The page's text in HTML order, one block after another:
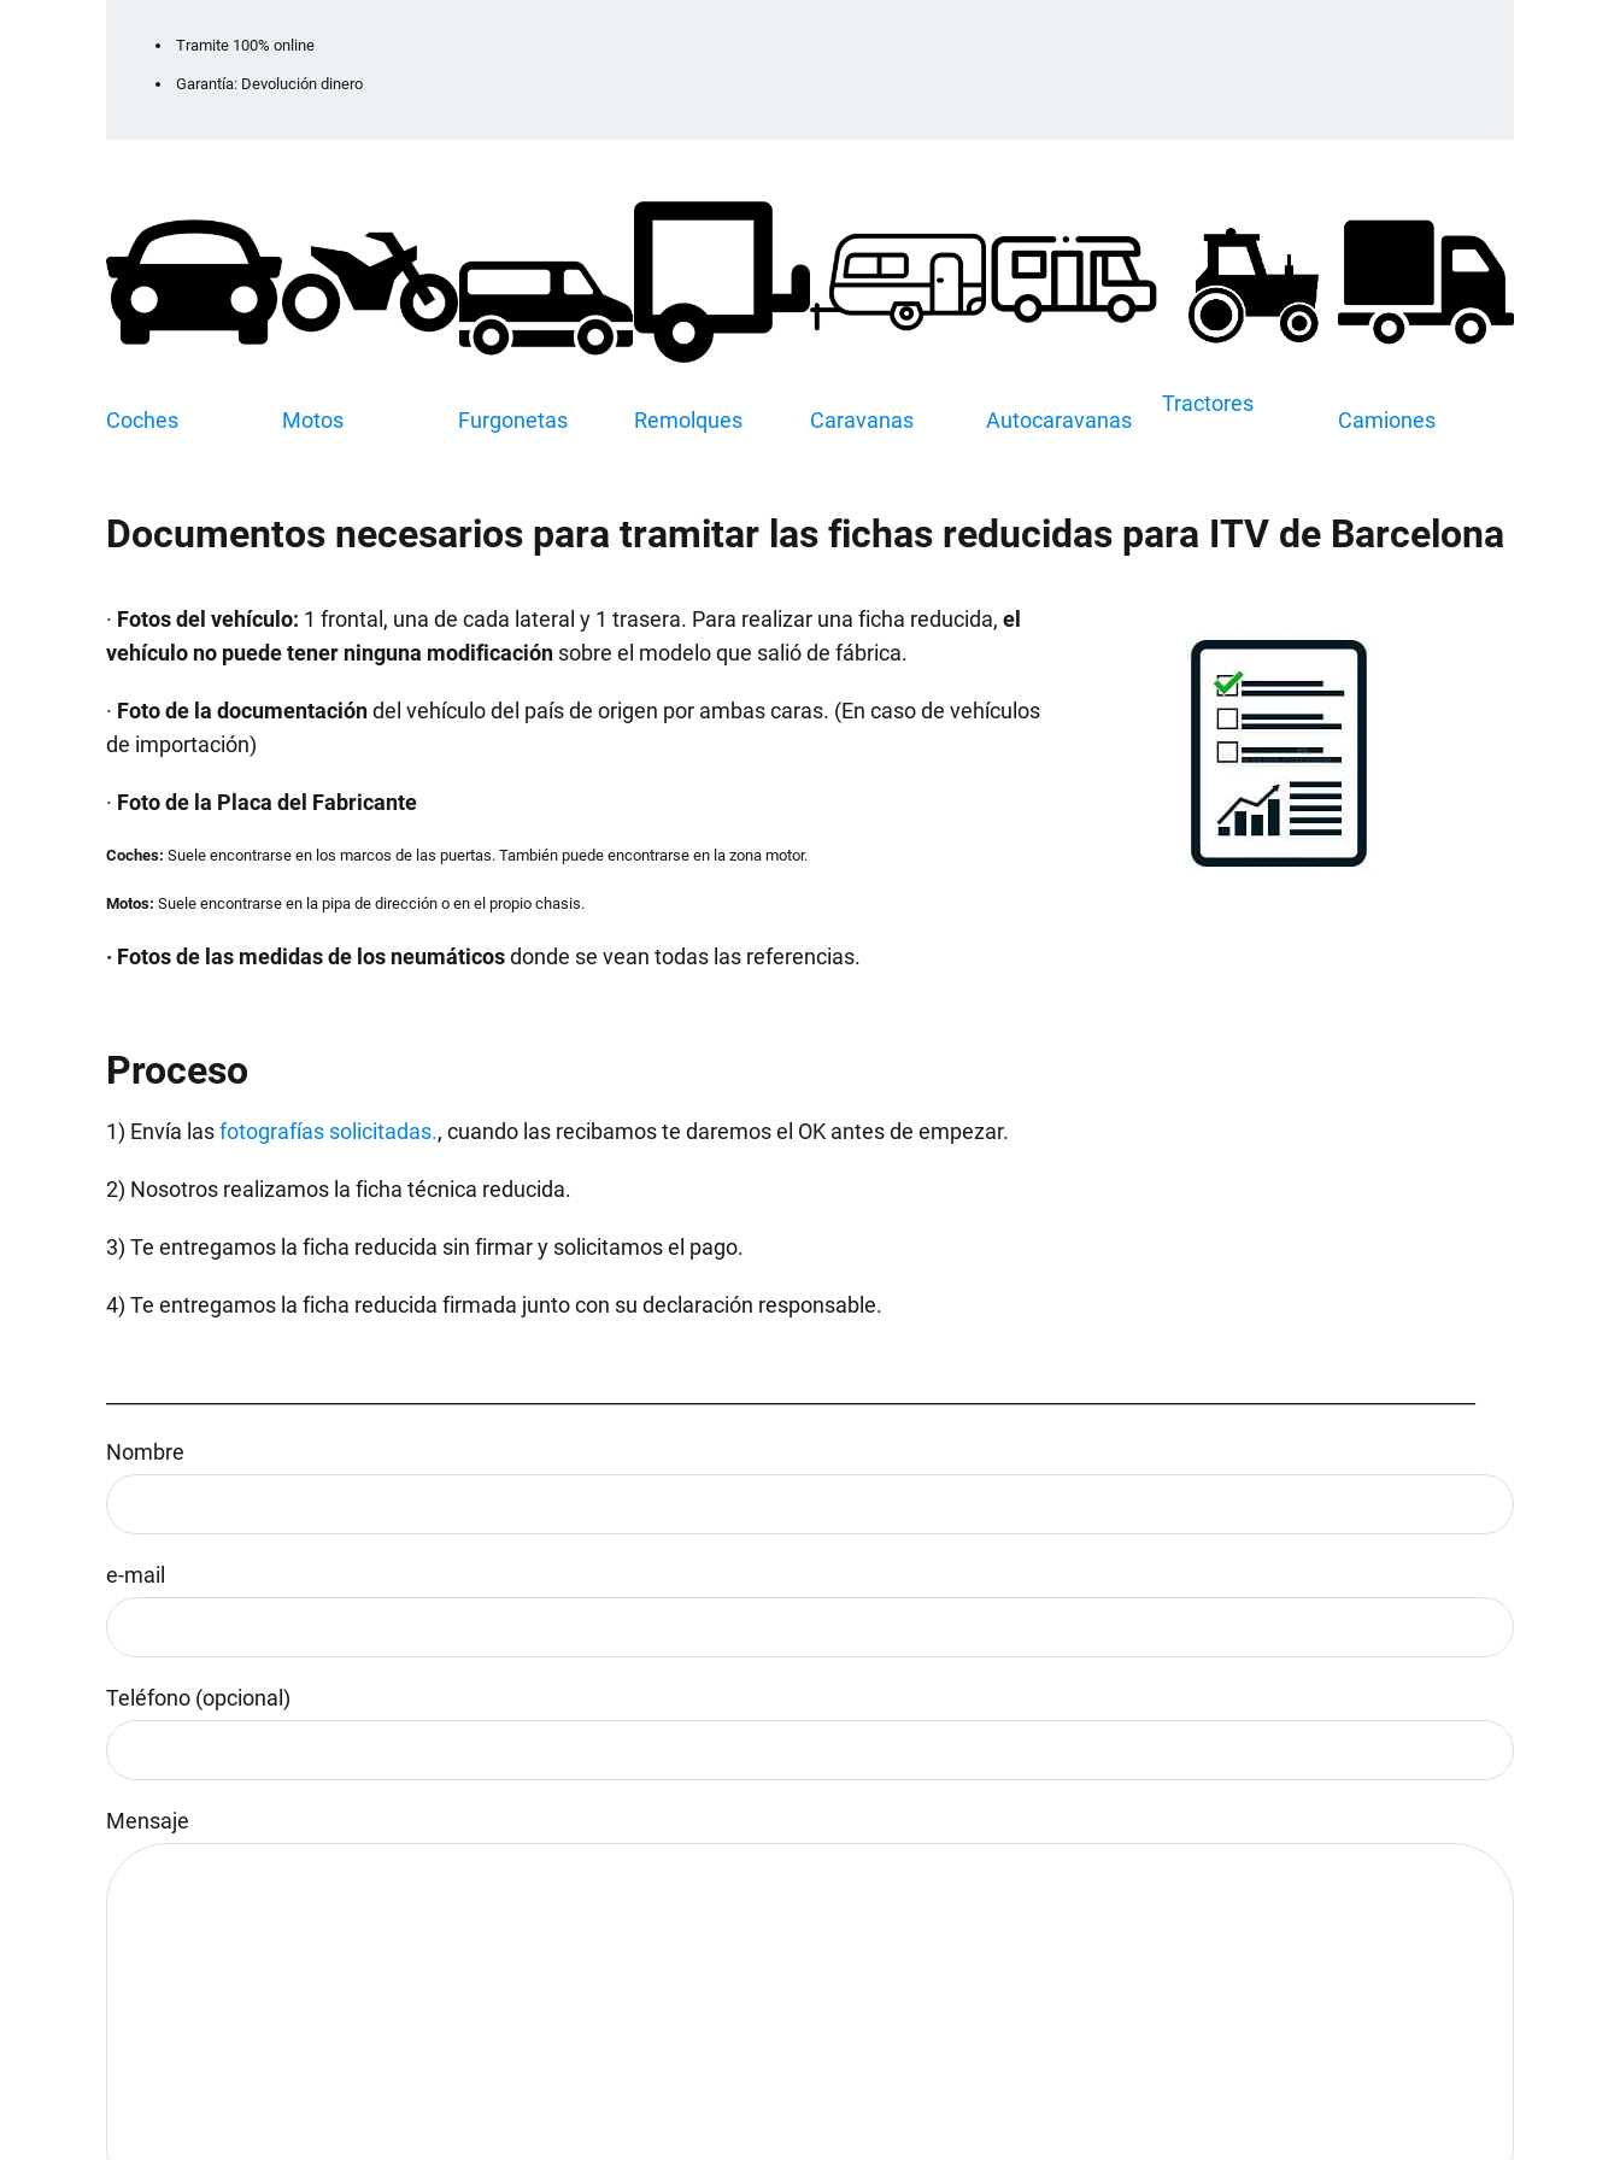
Tramite 100% online
Garantía: Devolución dinero
Coches Motos Furgonetas Remolques Caravanas Autocaravanas
Tractores
Camiones
Documentos necesarios para tramitar las fichas reducidas para ITV de Barcelona
· Fotos del vehículo: 1 frontal, una de cada lateral y 1 trasera. Para realizar una ficha reducida, el
vehículo no puede tener ninguna modificación sobre el modelo que salió de fábrica.
· Foto de la documentacióndel vehículo del país de origen por ambas caras. (En caso de vehículos
de importación)
· Foto de la Placa del Fabricante
Coches: Suele encontrarse en los marcos de las puertas. También puede encontrarse en la zona motor.
Motos: Suele encontrarse en la pipa de dirección o en el propio chasis.
· Fotos de las medidas de los neumáticosdonde se vean todas las referencias.
Proceso
1) Envía lasfotografías solicitadas., cuando las recibamos te daremos el OK antes de empezar.
2) Nosotros realizamos la ficha técnica reducida.
3) Te entregamos la ficha reducida sin firmar y solicitamos el pago.
4) Te entregamos la ficha reducida firmada junto con su declaración responsable.
Nombre
e-mail
Teléfono (opcional)
Por favor, deja este campo vacío.
Mensaje